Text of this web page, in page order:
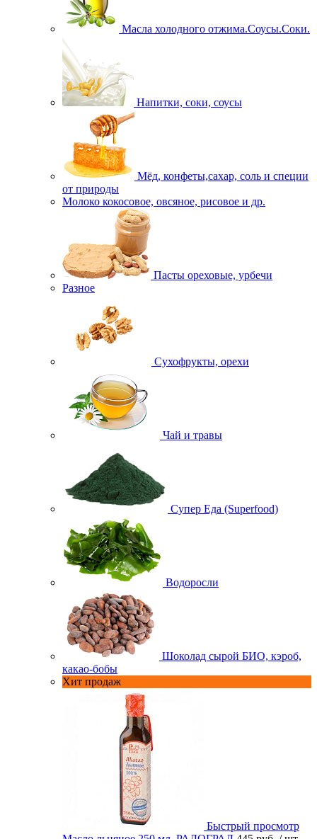
Масла холодного отжима.Соусы.Соки.
Напитки, соки, соусы
Мёд, конфеты,сахар, соль и специи
от природы
Молоко кокосовое, овсяное, рисовое и др.
Пасты ореховые, урбечи
Разное
Сухофрукты, орехи
Чай и травы
Супер Еда (Superfood)
Водоросли
Шоколад сырой БИО, кэроб,
какао-бобы
Хит продаж
Быстрый просмотр